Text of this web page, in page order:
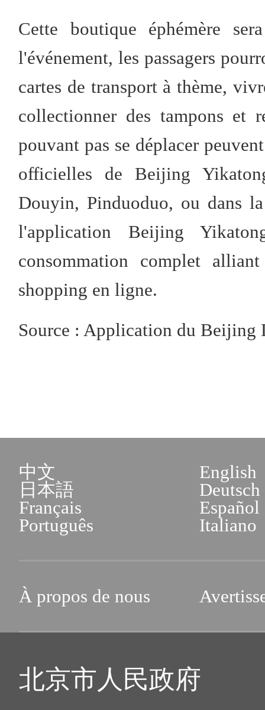
Cette boutique éphémère
l'événement, les passagers
cartes de transport à thème,
collectionner des tampons et
pouvant pas se déplacer
officielles de Beijing
Douyin, Pinduoduo, ou dans
l'application Beijing
consommation complet
shopping en ligne.
Source : Application du Beijing
中文
English
日本語
Deutsch
Français
Español
Português
Italiano
À propos de nous
北京市人民政府